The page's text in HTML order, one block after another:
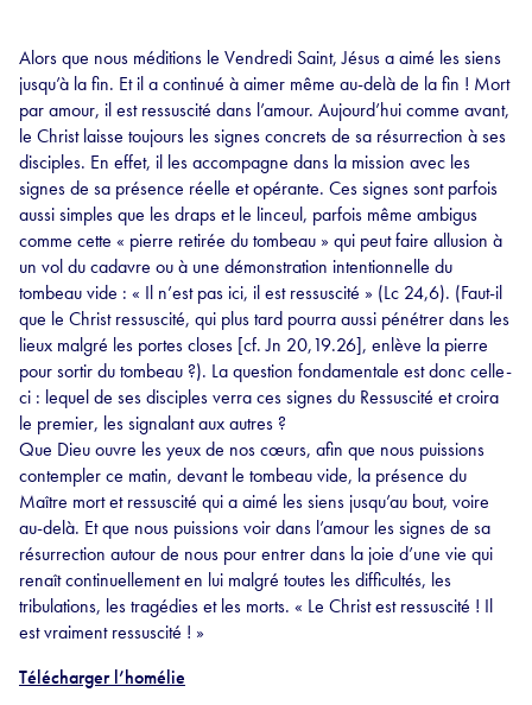
Alors que nous méditions le Vendredi Saint, Jésus a aimé les siens
jusqu’à la fin. Et il a continué à aimer même au-delà de la fin ! Mort
par amour, il est ressuscité dans l’amour. Aujourd’hui comme avant,
le Christ laisse toujours les signes concrets de sa résurrection à ses
disciples. En effet, il les accompagne dans la mission avec les
signes de sa présence réelle et opérante. Ces signes sont parfois
aussi simples que les draps et le linceul, parfois même ambigus
comme cette « pierre retirée du tombeau » qui peut faire allusion à
un vol du cadavre ou à une démonstration intentionnelle du
tombeau vide : « Il n’est pas ici, il est ressuscité » (Lc 24,6). (Faut-il
que le Christ ressuscité, qui plus tard pourra aussi pénétrer dans les
lieux malgré les portes closes [cf. Jn 20,19.26], enlève la pierre
pour sortir du tombeau ?). La question fondamentale est donc celle-
ci : lequel de ses disciples verra ces signes du Ressuscité et croira
le premier, les signalant aux autres ?
Que Dieu ouvre les yeux de nos cœurs, afin que nous puissions
contempler ce matin, devant le tombeau vide, la présence du
Maître mort et ressuscité qui a aimé les siens jusqu’au bout, voire
au-delà. Et que nous puissions voir dans l’amour les signes de sa
résurrection autour de nous pour entrer dans la joie d’une vie qui
renaît continuellement en lui malgré toutes les difficultés, les
tribulations, les tragédies et les morts. « Le Christ est ressuscité ! Il
est vraiment ressuscité ! »
Télécharger l’homélie